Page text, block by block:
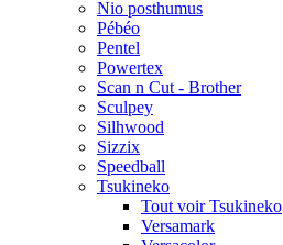
Nio posthumus
Pébéo
Pentel
Powertex
Scan n Cut - Brother
Sculpey
Silhwood
Sizzix
Speedball
Tsukineko
Tout voir Tsukineko
Versamark